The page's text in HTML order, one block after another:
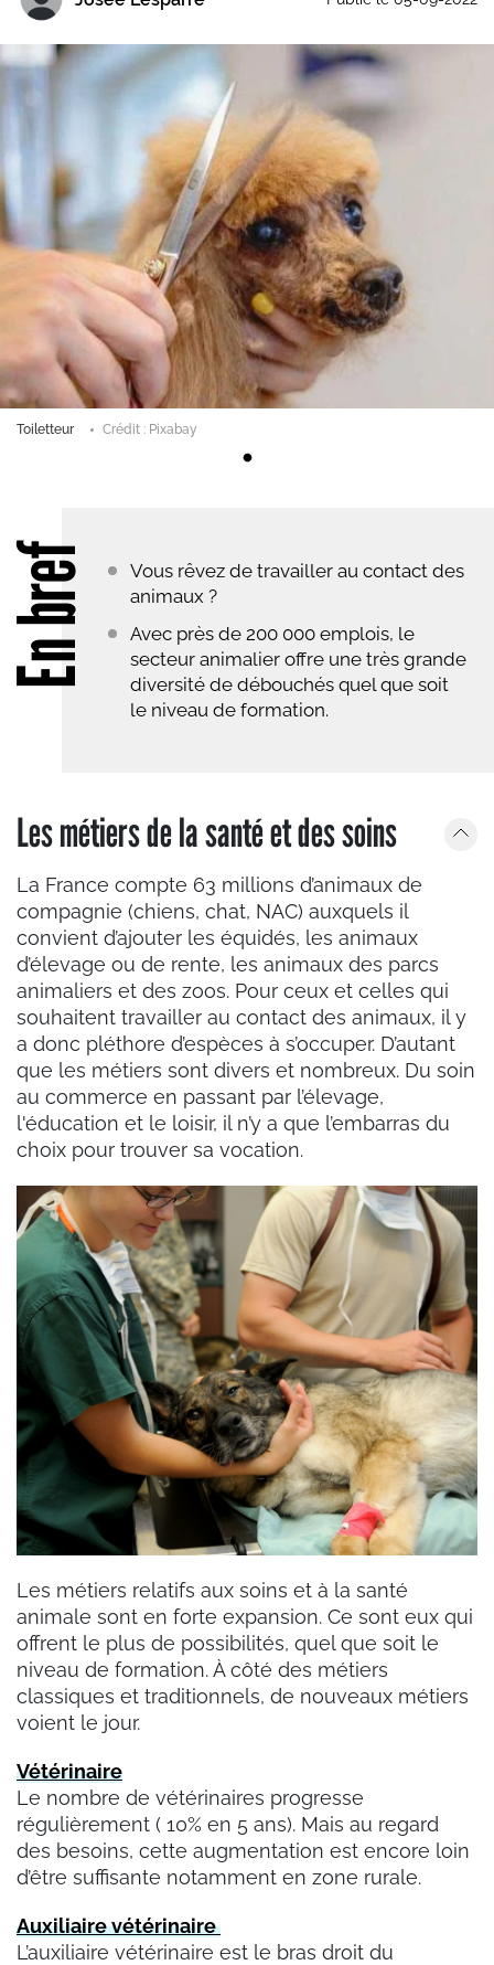
bref
Vous rêvez de travailler au contact des
animaux ?
Avec près de 200 000 emplois, le
secteur animalier offre une très grande
diversité de débouchés quel que soit
le niveau de formation.
Toiletteur Crédit : Pixabay
Les métiers de la santé et des soins
La France compte 63 millions d’animaux de
compagnie (chiens, chat, NAC) auxquels il
convient d’ajouter les équidés, les animaux
d’élevage ou de rente, les animaux des parcs
animaliers et des zoos. Pour ceux et celles qui
souhaitent travailler au contact des animaux, il y
a donc pléthore d’espèces à s’occuper. D’autant
que les métiers sont divers et nombreux. Du soin
au commerce en passant par l’élevage,
l'éducation et le loisir, il n’y a que l’embarras du
choix pour trouver sa vocation.
Les métiers relatifs aux soins et à la santé
animale sont en forte expansion. Ce sont eux qui
offrent le plus de possibilités, quel que soit le
niveau de formation. À côté des métiers
classiques et traditionnels, de nouveaux métiers
voient le jour.
Vétérinaire
Le nombre de vétérinaires progresse
régulièrement ( 10% en 5 ans). Mais au regard
des besoins, cette augmentation est encore loin
d’être suffisante notamment en zone rurale.
Auxiliaire vétérinaire
L’auxiliaire vétérinaire est le bras droit du